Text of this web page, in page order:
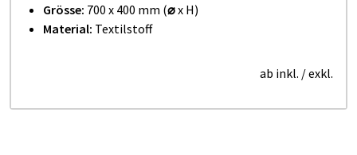
Grösse: 700 x 400 mm (⌀x H)
Material: Textilstoff
ab inkl. / exkl.